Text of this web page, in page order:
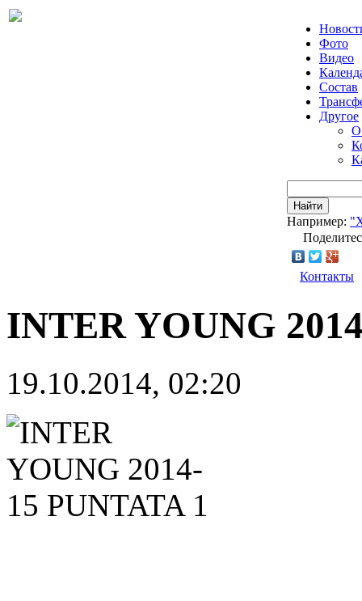
Фото
Видео
Состав
Другое
О
Найти
Например:
Контакты
INTER YOUNG
19.10.2014, 02:20